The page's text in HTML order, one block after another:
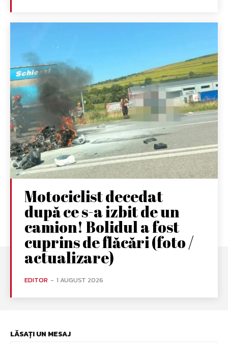
Motociclist decedat
după ce s-a izbit de un
camion! Bolidul a fost
cuprins de flăcări (foto /
actualizare)
EDITOR - 1 AUGUST 2026
LĂSAȚI UN MESAJ